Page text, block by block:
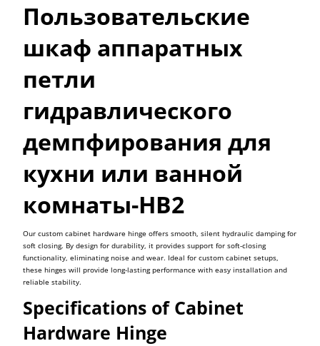
Пользовательские
шкаф аппаратных
петли
гидравлического
демпфирования для
кухни или ванной
комнаты-HB2
Our custom cabinet hardware hinge offers smooth, silent hydraulic damping for
soft closing. By designfor durability, itprovides support forsoft-closing
functionality,eliminatingnoise and wear. Ideal for custom cabinet setups,
these hingeswillprovide long-lasting performance with easy installation and
reliable stability.
Specifications of Cabinet
Hardware Hinge